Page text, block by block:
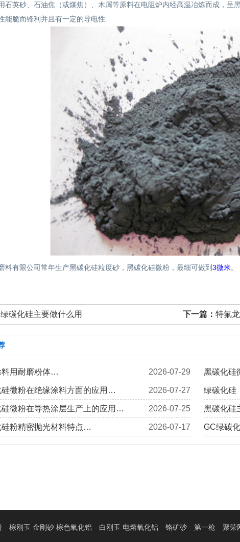
石英砂、石油焦（或煤焦）、木屑等原料在电阻炉内经高温冶炼而成，
能脆而锋利并且有一定的导电性.
料有限公司常年生产黑碳化硅粒度砂，黑碳化硅微粉，最细可做到 3微米。
绿碳化硅主要做什么用 下一篇： 特氟
2026-07-29
料用耐磨粉体… 黑碳化硅
2026-07-27
硅微粉在绝缘涂料方面的应用… 绿碳化硅
2026-07-25
硅微粉在导热涂层生产上的应用… 黑碳化硅
2026-07-17
硅粉精密抛光材料特点… GC绿碳
棕刚玉 金刚砂 棕色氧化铝 白刚玉 电熔氧化铝 铬矿砂 第一枪 聚荣